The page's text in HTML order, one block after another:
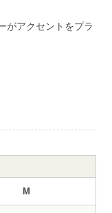
がアクセントをプラ
M